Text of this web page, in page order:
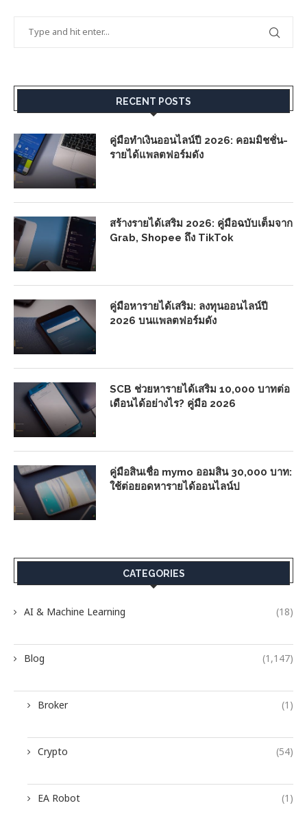
RECENT POSTS
คู่มือทำเงินออนไลน์ปี 2026: คอมมิชชั่น-
รายได้แพลตฟอร์มดัง
สร้างรายได้เสริม 2026: คู่มือฉบับเต็มจาก
Grab, Shopee ถึง TikTok
คู่มือหารายได้เสริม: ลงทุนออนไลน์ปี
2026 บนแพลตฟอร์มดัง
SCB ช่วยหารายได้เสริม 10,000 บาทต่อ
เดือนได้อย่างไร? คู่มือ 2026
คู่มือสินเชื่อ mymo ออมสิน 30,000 บาท:
ใช้ต่อยอดหารายได้ออนไลน์ป
CATEGORIES
AI & Machine Learning (18)
Blog (1,147)
Broker (1)
Crypto (54)
EA Robot (1)